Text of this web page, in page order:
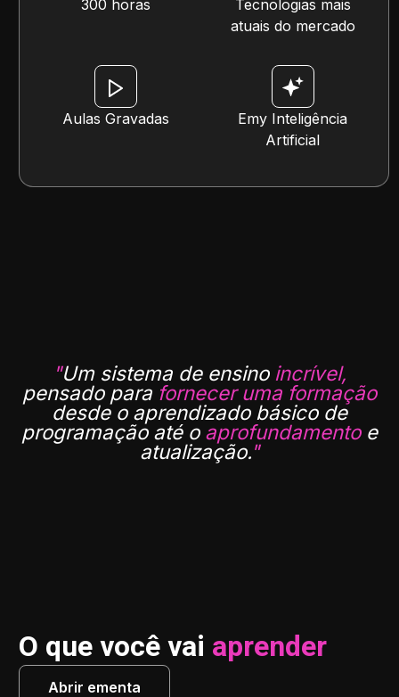
300 horas
Tecnologias mais
atuais do mercado
Aulas Gravadas
Emy Inteligência
Artificial
"Um sistema de ensino incrível,
pensado para fornecer uma formação
desde o aprendizado básico de
programação até o aprofundamentoe
atualização."
O que você vai aprender
Abrir ementa